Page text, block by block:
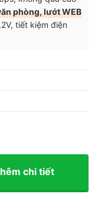
phòng, lướt WEB
tiết kiệm điện
chi tiết